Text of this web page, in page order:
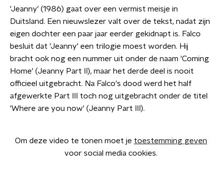
'Jeanny' (1986) gaat over een vermist meisje in
Duitsland. Een nieuwslezer valt over de tekst, nadat zijn
eigen dochter een paar jaar eerder gekidnapt is. Falco
besluit dat 'Jeanny' een trilogie moest worden. Hij
bracht ook nog een nummer uit onder de naam 'Coming
Home' (Jeanny Part II), maar het derde deel is nooit
officieel uitgebracht. Na Falco's dood werd het half
afgewerkte Part III toch nog uitgebracht onder de titel
'Where are you now' (Jeanny Part III).
Om deze video te tonen moet je toestemming geven
voor social media cookies.